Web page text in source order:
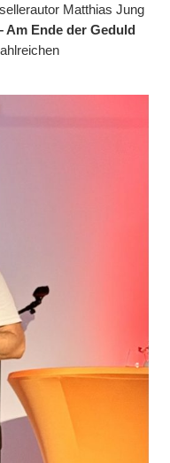
Matthias Jung
Am Ende der Geduld